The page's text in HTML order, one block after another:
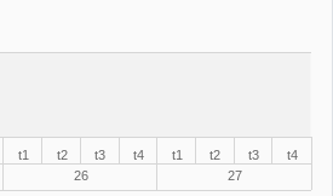
t1
26
t2 t3 t4
t1
27
t2 t3 t4